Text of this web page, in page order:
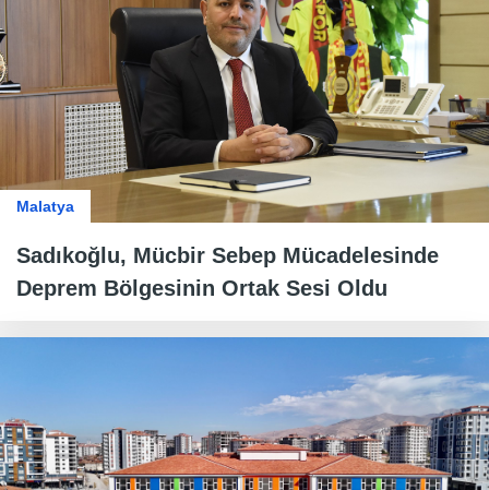
Malatya
Sadıkoğlu, Mücbir Sebep Mücadelesinde
Deprem Bölgesinin Ortak Sesi Oldu